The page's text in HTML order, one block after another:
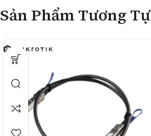
Sản Phẩm Tương Tự